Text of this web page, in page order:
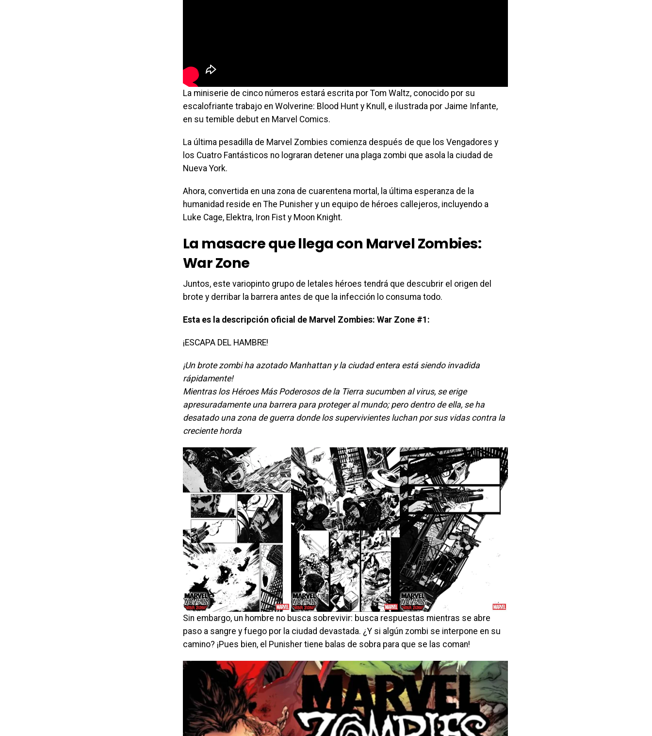
La miniserie de cinco números estará escrita por Tom Waltz, conocido por su
escalofriante trabajo en Wolverine: Blood Hunt y Knull, e ilustrada por Jaime Infante,
en su temible debut en Marvel Comics.
La última pesadilla de Marvel Zombies comienza después de que los Vengadores y
los Cuatro Fantásticos no lograran detener una plaga zombi que asola la ciudad de
Nueva York.
Ahora, convertida en una zona de cuarentena mortal, la última esperanza de la
humanidad reside en The Punisher y un equipo de héroes callejeros, incluyendo a
Luke Cage, Elektra, Iron Fist y Moon Knight.
La masacre que llega con Marvel Zombies:
War Zone
Juntos, este variopinto grupo de letales héroes tendrá que descubrir el origen del
brote y derribar la barrera antes de que la infección lo consuma todo.
Esta es la descripción oficial de Marvel Zombies: War Zone #1:
¡ESCAPA DEL HAMBRE!
¡Un brote zombi ha azotado Manhattan y la ciudad entera está siendo invadida
rápidamente!
Mientras los Héroes Más Poderosos de la Tierra sucumben al virus, se erige
apresuradamente una barrera para proteger al mundo; pero dentro de ella, se ha
desatado una zona de guerra donde los supervivientes luchan por sus vidas contra la
creciente horda
Sin embargo, un hombre no busca sobrevivir: busca respuestas mientras se abre
paso a sangre y fuego por la ciudad devastada. ¿Y si algún zombi se interpone en su
camino? ¡Pues bien, el Punisher tiene balas de sobra para que se las coman!